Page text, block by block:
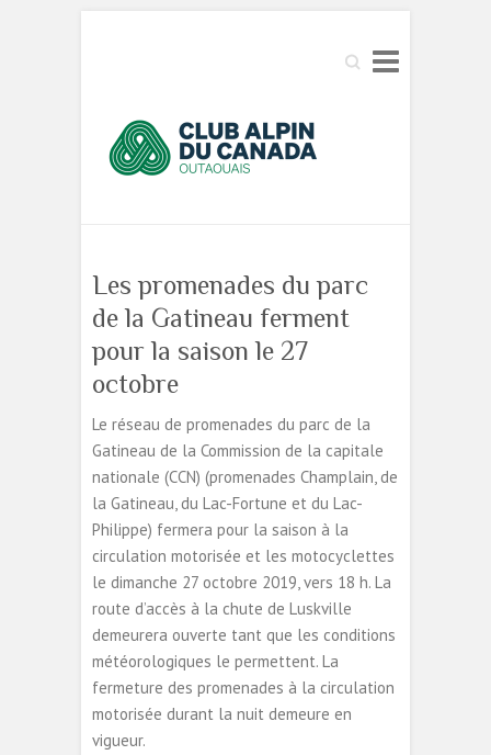
Search
Les promenades du parc
de la Gatineau ferment
pour la saison le 27
octobre
Le réseau de promenades du parc de la
Gatineau de la Commission de la capitale
nationale (CCN) (promenades Champlain, de
la Gatineau, du Lac-Fortune et du Lac-
Philippe) fermera pour la saison à la
circulation motorisée et les motocyclettes
le dimanche 27 octobre 2019, vers 18 h. La
route d’accès à la chute de Luskville
demeurera ouverte tant que les conditions
météorologiques le permettent. La
fermeture des promenades à la circulation
motorisée durant la nuit demeure en
vigueur.